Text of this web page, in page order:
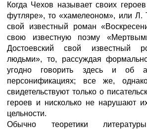
Когда Чехов называет своих
футляре», то «хамелеоном», или Л.
свой известный роман
свою известную поэму
Достоевский свой известный
людьми», то, рассуждая
угодно говорить здесь и об
персонификациях; все же,
свидетельствуют только о
героев и нисколько не нарушают
цельности.
Обычно теоретики